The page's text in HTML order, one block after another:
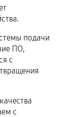
в подачи
ПО,
с
с